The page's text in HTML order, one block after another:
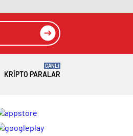
KRIPTO PARALAR
CANLI